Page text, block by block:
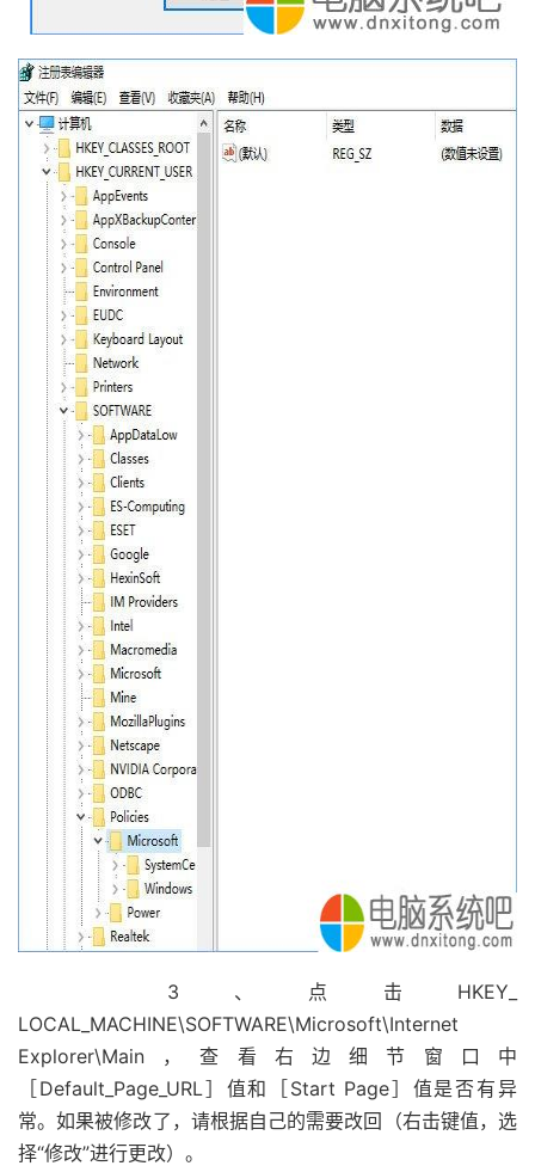
3、点击HKEY_
LOCAL_MACHINE\SOFTWARE\Microsoft\Internet
Explorer\Main，查看右边细节窗口中
［Default_Page_URL］值和［Start Page］值是否有异
常。如果被修改了，请根据自己的需要改回（右击键值，选
择“修改”进行更改）。